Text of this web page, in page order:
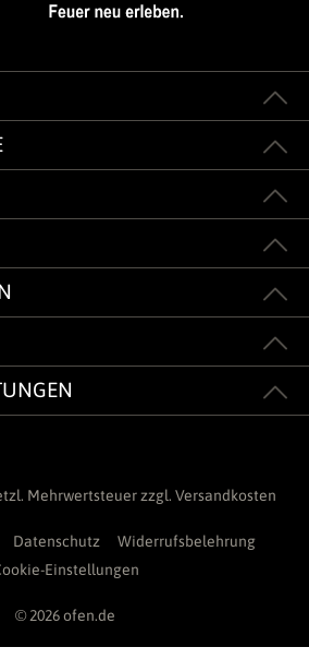
Mehrwertsteuer zzgl. Versandkosten
Datenschutz
Widerrufsbelehrung
Einstellungen
© 2026 ofen.de